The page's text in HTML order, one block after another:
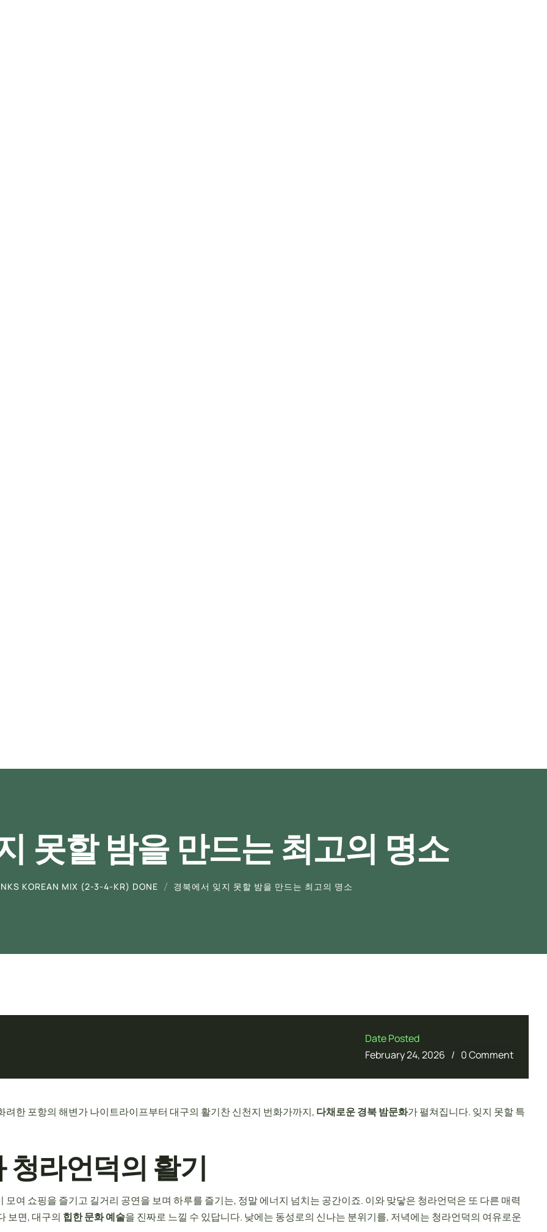
못할 밤을 만드는 최고의 명소
KOREAN MIX (2-3-4-KR) DONE 경북에서 잊지 못할 밤을 만드는 최고의 명소
Date Posted
February 24, 2026 / 0 Comment
한 포항의 해변가 나이트라이프부터 대구의 활기찬 신천지 번화가까지, 다채로운 경북 밤문화가 펼쳐집니다. 잊지 못할 특
청라언덕의 활기
여 쇼핑을 즐기고 길거리 공연을 보며 하루를 즐기는, 정말 에너지 넘치는 공간이죠. 이와 맞닿은 청라언덕은 또 다른 매력
보면, 대구의 힙한 문화 예술을 진짜로 느낄 수 있답니다. 낮에는 동성로의 신나는 분위기를, 저녁에는 청라언덕의 여유로운